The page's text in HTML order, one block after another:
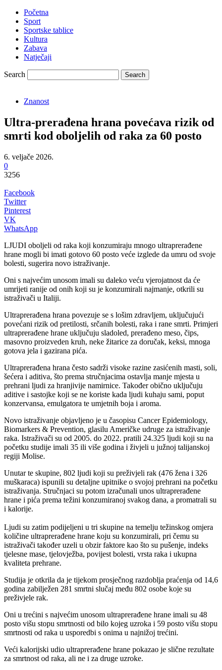
Početna
Sport
Sportske tablice
Kultura
Zabava
Natječaji
Search
Znanost
Ultra-prerađena hrana povećava rizik od
smrti kod oboljelih od raka za 60 posto
6. veljače 2026.
0
3256
Facebook
Twitter
Pinterest
VK
WhatsApp
LJUDI oboljeli od raka koji konzumiraju mnogo ultraprerađene
hrane mogli bi imati gotovo 60 posto veće izglede da umru od svoje
bolesti, sugerira novo istraživanje.
Oni s najvećim unosom imali su daleko veću vjerojatnost da će
umrijeti ranije od onih koji su je konzumirali najmanje, otkrili su
istraživači u Italiji.
Ultraprerađena hrana povezuje se s lošim zdravljem, uključujući
povećani rizik od pretilosti, srčanih bolesti, raka i rane smrti. Primjeri
ultraprerađene hrane uključuju sladoled, prerađeno meso, čips,
masovno proizveden kruh, neke žitarice za doručak, keksi, mnoga
gotova jela i gazirana pića.
Ultraprerađena hrana često sadrži visoke razine zasićenih masti, soli,
šećera i aditiva, što prema stručnjacima ostavlja manje mjesta u
prehrani ljudi za hranjivije namirnice. Također obično uključuju
aditive i sastojke koji se ne koriste kada ljudi kuhaju sami, poput
konzervansa, emulgatora te umjetnih boja i aroma.
Novo istraživanje objavljeno je u časopisu Cancer Epidemiology,
Biomarkers & Prevention, glasilu Američke udruge za istraživanje
raka. Istraživači su od 2005. do 2022. pratili 24.325 ljudi koji su na
početku studije imali 35 ili više godina i živjeli u južnoj talijanskoj
regiji Molise.
Unutar te skupine, 802 ljudi koji su preživjeli rak (476 žena i 326
muškaraca) ispunili su detaljne upitnike o svojoj prehrani na početku
istraživanja. Stručnjaci su potom izračunali unos ultraprerađene
hrane i pića prema težini konzumiranoj svakog dana, a promatrali su
i kalorije.
Ljudi su zatim podijeljeni u tri skupine na temelju težinskog omjera
količine ultraprerađene hrane koju su konzumirali, pri čemu su
istraživači također uzeli u obzir faktore kao što su pušenje, indeks
tjelesne mase, tjelovježba, povijest bolesti, vrsta raka i ukupna
kvaliteta prehrane.
Studija je otkrila da je tijekom prosječnog razdoblja praćenja od 14,6
godina zabilježen 281 smrtni slučaj među 802 osobe koje su
preživjele rak.
Oni u trećini s najvećim unosom ultraprerađene hrane imali su 48
posto višu stopu smrtnosti od bilo kojeg uzroka i 59 posto višu stopu
smrtnosti od raka u usporedbi s onima u najnižoj trećini.
Veći kalorijski udio ultraprerađene hrane pokazao je slične rezultate
za smrtnost od raka, ali ne i za druge uzroke.